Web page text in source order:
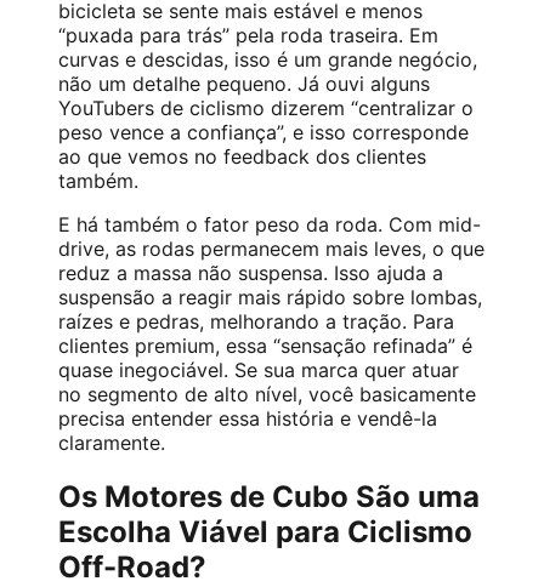
bicicleta se sente mais estável e menos
“puxada para trás” pela roda traseira. Em
curvas e descidas, isso é um grande negócio,
não um detalhe pequeno. Já ouvi alguns
YouTubers de ciclismo dizerem “centralizar o
peso vence a confiança”, e isso corresponde
ao que vemos no feedback dos clientes
também.
E há também o fator peso da roda. Com mid-
drive, as rodas permanecem mais leves, o que
reduz a massa não suspensa. Isso ajuda a
suspensão a reagir mais rápido sobre lombas,
raízes e pedras, melhorando a tração. Para
clientes premium, essa “sensação refinada” é
quase inegociável. Se sua marca quer atuar
no segmento de alto nível, você basicamente
precisa entender essa história e vendê-la
claramente.
Os Motores de Cubo São uma
Escolha Viável para Ciclismo
Off-Road?